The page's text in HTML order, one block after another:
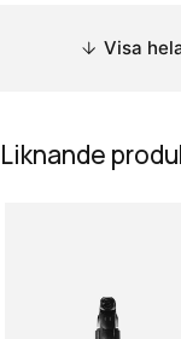
Visa
Liknande